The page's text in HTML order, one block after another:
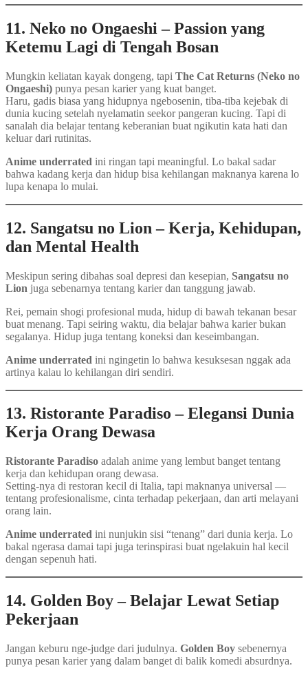
11. Neko no Ongaeshi – Passion yang
Ketemu Lagi di Tengah Bosan
Mungkin keliatan kayak dongeng, tapi The Cat Returns (Neko no
Ongaeshi) punya pesan karier yang kuat banget.
Haru, gadis biasa yang hidupnya ngebosenin, tiba-tiba kejebak di
dunia kucing setelah nyelamatin seekor pangeran kucing. Tapi di
sanalah dia belajar tentang keberanian buat ngikutin kata hati dan
keluar dari rutinitas.
Anime underrated ini ringan tapi meaningful. Lo bakal sadar
bahwa kadang kerja dan hidup bisa kehilangan maknanya karena lo
lupa kenapa lo mulai.
12. Sangatsu no Lion – Kerja, Kehidupan,
dan Mental Health
Meskipun sering dibahas soal depresi dan kesepian, Sangatsu no
Lion juga sebenarnya tentang karier dan tanggung jawab.
Rei, pemain shogi profesional muda, hidup di bawah tekanan besar
buat menang. Tapi seiring waktu, dia belajar bahwa karier bukan
segalanya. Hidup juga tentang koneksi dan keseimbangan.
Anime underrated ini ngingetin lo bahwa kesuksesan nggak ada
artinya kalau lo kehilangan diri sendiri.
13. Ristorante Paradiso – Elegansi Dunia
Kerja Orang Dewasa
Ristorante Paradiso adalah anime yang lembut banget tentang
kerja dan kehidupan orang dewasa.
Setting-nya di restoran kecil di Italia, tapi maknanya universal —
tentang profesionalisme, cinta terhadap pekerjaan, dan arti melayani
orang lain.
Anime underrated ini nunjukin sisi “tenang” dari dunia kerja. Lo
bakal ngerasa damai tapi juga terinspirasi buat ngelakuin hal kecil
dengan sepenuh hati.
14. Golden Boy – Belajar Lewat Setiap
Pekerjaan
Jangan keburu nge-judge dari judulnya. Golden Boy sebenernya
punya pesan karier yang dalam banget di balik komedi absurdnya.